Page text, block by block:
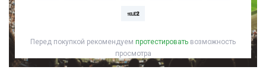
Перед покупкой рекомендуем протестировать возможность
просмотра